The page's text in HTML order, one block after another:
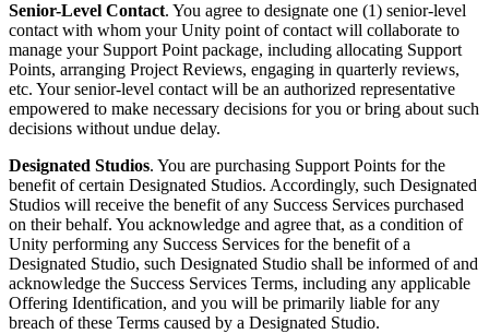
Senior-Level Contact. You agree to designate one (1) senior-level
contact with whom your Unity point of contact will collaborate to
manage your Support Point package, including allocating Support
Points, arranging Project Reviews, engaging in quarterly reviews,
etc. Your senior-level contact will be an authorized representative
empowered to make necessary decisions for you or bring about such
decisions without undue delay.
Designated Studios. You are purchasing Support Points for the
benefit of certain Designated Studios. Accordingly, such Designated
Studios will receive the benefit of any Success Services purchased
on their behalf. You acknowledge and agree that, as a condition of
Unity performing any Success Services for the benefit of a
Designated Studio, such Designated Studio shall be informed of and
acknowledge the Success Services Terms, including any applicable
Offering Identification, and you will be primarily liable for any
breach of these Terms caused by a Designated Studio.